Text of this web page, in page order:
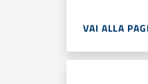
VAI ALLA